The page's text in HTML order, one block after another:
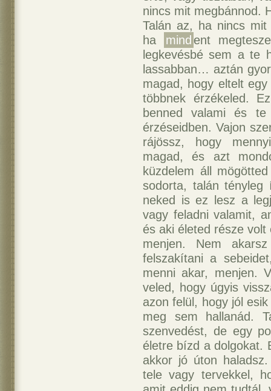
nincs mit megbánnod.
Talán az, ha nincs
ha
mind ent
legkevésbé sem a te
lassabban… aztán
magad, hogy eltelt
többnek érzékeled.
benned valami és
érzéseidben. Vajon
rájössz, hogy
magad, és azt
küzdelem áll
sodorta, talán
neked is ez lesz a
vagy feladni valamit,
és aki életed része
menjen. Nem
felszakítani a
menni akar, menjen.
veled, hogy úgyis
azon felül, hogy jól
meg sem hallanád.
szenvedést, de egy
életre bízd a dolgokat.
akkor jó úton
tele vagy tervekkel,